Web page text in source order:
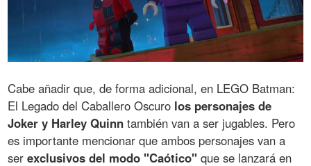
Cabe añadir que, de forma adicional, en LEGO Batman:
El Legado del Caballero Oscuro los personajes de
Joker y Harley Quinn también van a ser jugables. Pero
es importante mencionar que ambos personajes van a
serexclusivos del modo "Caótico" que se lanzará en